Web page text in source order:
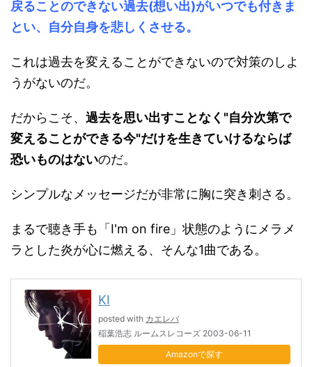
戻ることのできない過去(想い出)がいつでも付きま
とい、自分自身を悲しくさせる。
これは過去を変えることができないので対策のしよ
うがないのだ。
だからこそ、 過去を思い出すことなく"自分次第で
変えることができる今"だけを生きていけるならば
恐いものはないのだ。
シンプルなメッセージだが非常に胸に突き刺さる。
まるで聴き手も「I'm on fire」状態のようにメラメ
ラとした炎が心に燃える、そんな1曲である。
KI
posted with カエレバ
稲葉浩志 ルームスレコーズ 2003-06-11
Amazon